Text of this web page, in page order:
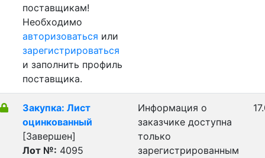
поставщикам!
Необходимо
авторизоваться или
зарегистрироваться
и заполнить профиль
поставщика.
Закупка: Лист
оцинкованный
[Завершен]
Лот №: 4095
Информация о
заказчике доступна
только
зарегистрированным